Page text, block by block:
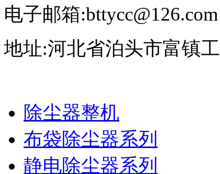
电子邮箱:bttycc@126.com
地址:河北省泊头市富镇
除尘器整机
布袋除尘器系列
静电除尘器系列